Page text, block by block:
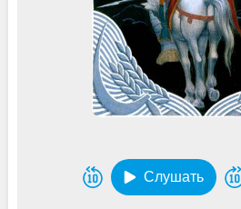
Слушать